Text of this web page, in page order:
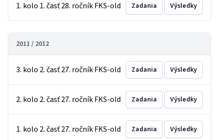
1. kolo 1. časť 28. ročník FKS-old Zadania Výsledky
2011 / 2012
3. kolo 2. časť 27. ročník FKS-old Zadania Výsledky
2. kolo 2. časť 27. ročník FKS-old Zadania Výsledky
1. kolo 2. časť 27. ročník FKS-old Zadania Výsledky